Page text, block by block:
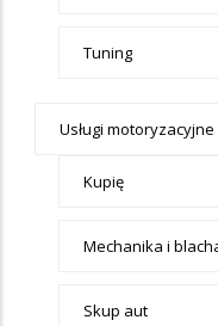
Tuning
Usługi motoryzacyjne
Kupię
Mechanika i
Skup aut